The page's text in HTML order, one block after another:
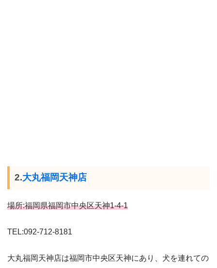
2.大丸福岡天神店
場所:福岡県福岡市中央区天神1-4-1
TEL:092-712-8181
大丸福岡天神店は福岡市中央区天神にあり、犬を連れての